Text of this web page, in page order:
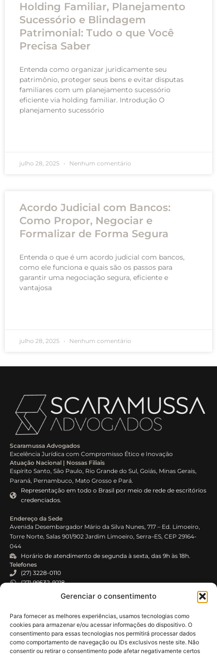
Gerenciar o consentimento
Para fornecer as melhores experiências, usamos tecnologias como
cookies para armazenar e/ou acessar informações do dispositivo. O
consentimento para essas tecnologias nos permitirá processar dados
como comportamento de navegação ou IDs exclusivos neste site. Não
consentir ou retirar o consentimento pode afetar negativamente certos
Holding Familiar, Planejamento
Sucessório e Blindagem
Patrimonial: Tudo o que Você
Precisa Saber
Entenda como organizar juridicamente seu
patrimônio, proteger seus bens e evitar disputas
familiares com um planejamento sucessório
eficiente via holding familiar. Introdução O
planejamento sucessório
julho 28, 2025 Nenhum comentário
Acordo Judicial com Bancos:
Como Propor, Negociar e
Formalizar de Forma Segura
Entenda o que é um acordo judicial com bancos,
como ele funciona e quais são os passos para
garantir uma negociação segura, eficiente e
vantajosa
julho 28, 2025 Nenhum comentário
Scaramussa Advogados
Excelência Jurídica com Compromisso Ético e Inovação
Atuação Nacional | Nossas Filiais
Espírito Santo, São Paulo, Rio Grande do Sul, Goiás, Minas Gerais,
Paraná, Pernambuco, Mato Grosso e Pará.
Representação em todo o Brasil por meio de rede de escritórios
credenciados.
Endereço da Sede
Avenida Desembargador Mário da Silva Nunes, 717 – Ed. Limoeiro,
Torre Norte, Salas 901/902 Jardim Limoeiro, Serra–ES, CEP 29164-
044
Horário de atendimento de segunda à sexta, das 9h às 18h.
Telefones
(27) 3228-0110
(27) 99532-9218
atendimento@scaramussa.adv.br
Certificações e Compromissos
ISO 37301 – Sistema de Gestão de Compliance
ISO 27001 – Segurança da Informação (em processo de
certificação)